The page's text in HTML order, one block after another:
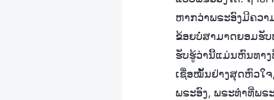
ຫາກວ່າພຣະອົງມີຄວາ
ຂ້ອຍບໍ່ສາມາດຍອມຮັບ
ຮັບຮູ້ວ່ານີ້ແມ່ນຫົນທາງ
ເຊື່ອໝັ້ນຢ່າງສຸດຫົວໃຈ
ພຣະອົງ, ພຣະທຳທີ່ພຣ